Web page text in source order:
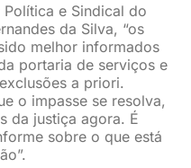
e Sindical do
da Silva, “os
melhor informados
portaria de serviços e
a priori.
o impasse se resolva,
da justiça agora. É
sobre o que está